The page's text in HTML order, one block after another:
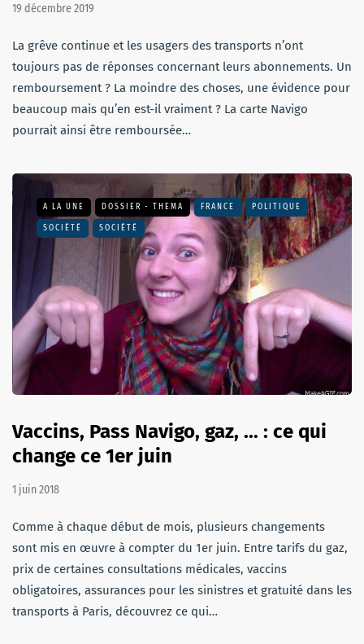
19 décembre 2019
La grêve continue et les usagers des transports n’ont
toujours pas de réponses concernant leurs abonnements. Un
remboursement ? La moindre des choses, une évidence pour
beaucoup mais qu’en est-il vraiment ? La carte Navigo
pourrait ainsi être remboursée…
A LA UNE DOSSIER - THEMA FRANCE POLITIQUE
SOCIÉTÉ SOCIÉTÉ
Vaccins, Pass Navigo, gaz, ... : ce qui
change ce 1er juin
1 juin 2018
Comme à chaque début de mois, plusieurs changements
sont mis en œuvre à compter du 1er juin. Entre tarifs du gaz,
prix de certaines consultations médicales, vaccins
obligatoires, assurances pour les sinistres et gratuité dans les
transports à Paris, découvrez ce qui…